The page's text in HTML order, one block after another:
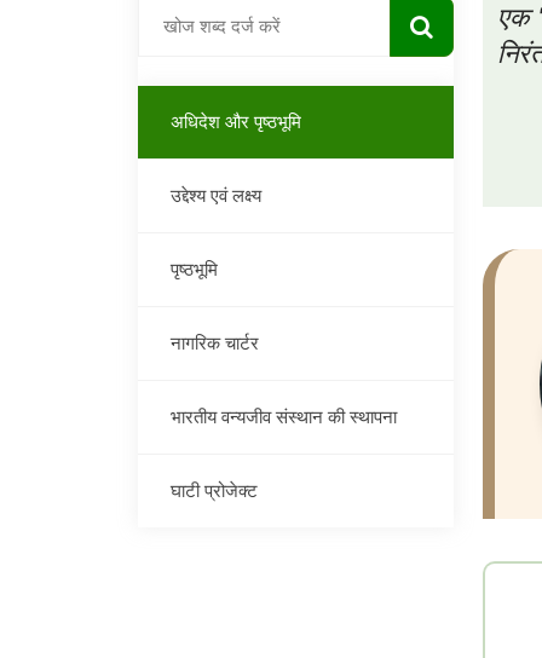
अधिदेश और पृष्ठभूमि
उद्देश्य एवं लक्ष्य
पृष्ठभूमि
नागरिक चार्टर
भारतीय वन्यजीव संस्थान की स्थापना
घाटी प्रोजेक्ट
एक